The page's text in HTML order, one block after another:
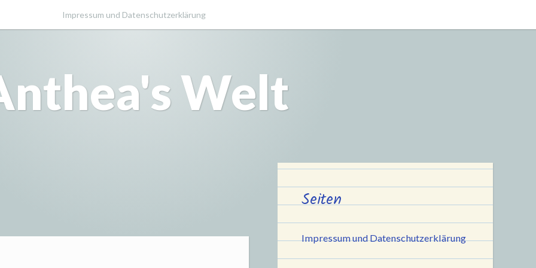
Impressum und Datenschutzerklärung
Welt
Seiten
Impressum und Datenschutzerklärung